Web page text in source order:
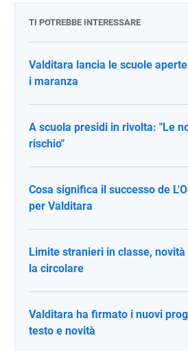
TI POTREBBE INTERESSARE
Valditara lancia le scuole
i maranza
A scuola presidi in rivolta: "Le
rischio"
Cosa significa il successo de
per Valditara
Limite stranieri in classe,
la circolare
Valditara ha firmato i nuovi
testo e novità